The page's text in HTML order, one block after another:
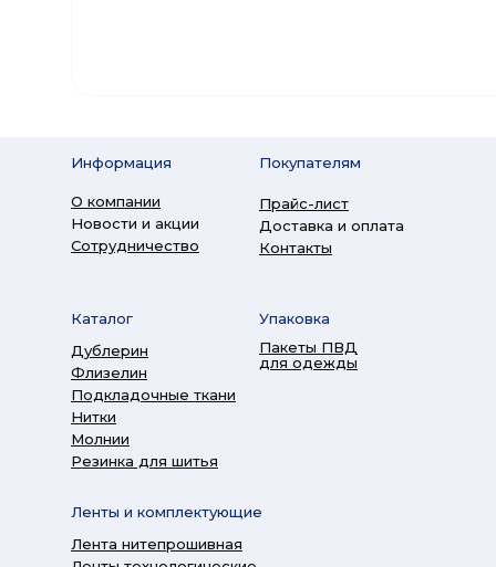
Информация
О компании
Новости и акции
Сотрудничество
Покупателям
Прайс-лист
Доставка и оплата
Контакты
Каталог
Дублерин
Флизелин
Подкладочные ткани
Нитки
Молнии
Резинка для шитья
Ленты и комплектующие
Лента нитепрошивная
Упаковка
Пакеты ПВД
для одежды